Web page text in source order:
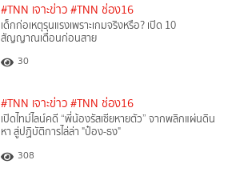
#TNN เจาะข่าว #TNN ช่อง16
เด็กก่อเหตุรุนแรงเพราะเกมจริงหรือ? เปิด 10
สัญญาณเตือนก่อนสาย
30
#TNN เจาะข่าว #TNN ช่อง16
เปิดไทม์ไลน์คดี “พี่น้องรัสเซียหายตัว” จากพลิกแผ่นดิน
หา สู่ปฏิบัติการไล่ล่า "ป๋อง-ธง"
308